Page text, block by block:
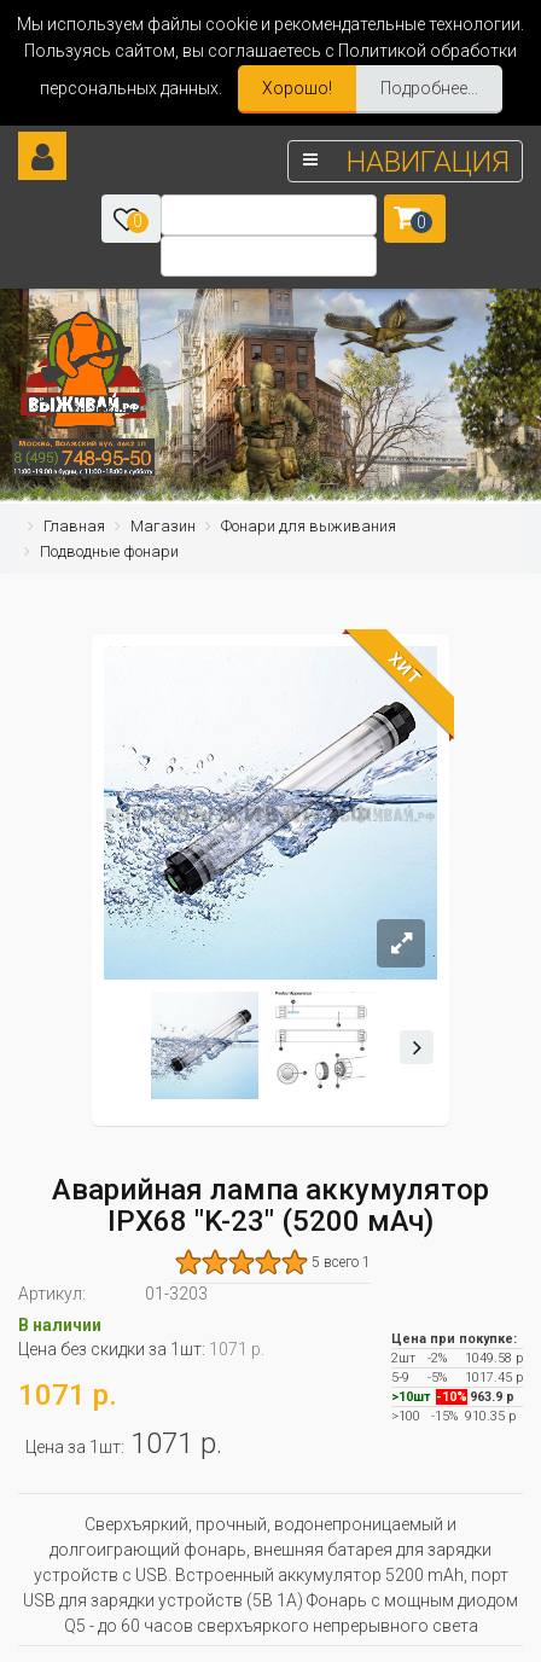
Мы используем файлы cookie и рекомендательные технологии.
Пользуясь сайтом, вы соглашаетесь с Политикой обработки
персональных данных.
Хорошо! Подробнее...
НАВИГАЦИЯ
0 0
Главная Магазин
Фонари для выживания
Подводные фонари
ХИТ
Аварийная лампа аккумулятор
IPX68 "K-23" (5200 мАч)
5 всего 1
Артикул:
01-3203
В наличии
Цена без скидки за 1шт: 1071 р.
1071 р.
Цена за 1шт: 1071 р.
Цена при покупке:
2шт
-2%
1049.58 р
5-9
-5%
1017.45 р
>10шт -10% 963.9 р
>100
-15% 910.35 р
Сверхъяркий, прочный, водонепроницаемый и
долгоиграющий фонарь, внешняя батарея для зарядки
устройств с USB. Встроенный аккумулятор 5200 mAh, порт
USB для зарядки устройств (5В 1А) Фонарь с мощным диодом
Q5 - до 60 часов сверхъяркого непрерывного света